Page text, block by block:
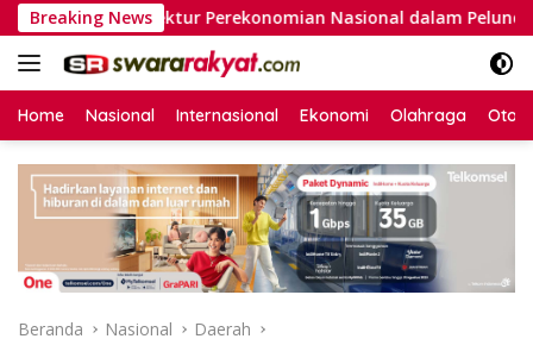
Langsung
ke
konten
Breaking News
Arsitektur Perekonomian Nasional dalam Peluncuran Buku
Home Nasional Internasional Ekonomi Olahraga
Beranda Nasional Daerah